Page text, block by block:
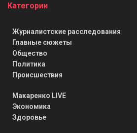
Категории
Журналистские расследования
Главные сюжеты
Общество
Политика
Происшествия
Макаренко LIVE
Экономика
Здоровье